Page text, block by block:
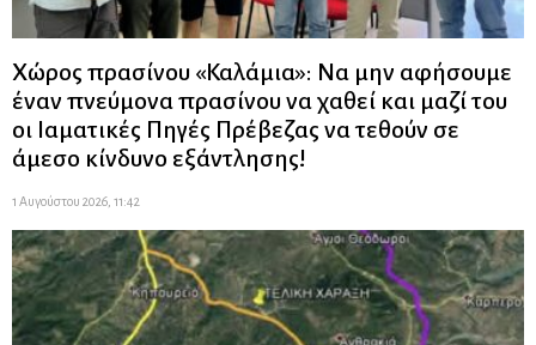
Χώρος πρασίνου «Καλάμια»: Να μην αφήσουμε
έναν πνεύμονα πρασίνου να χαθεί και μαζί του
οι Ιαματικές Πηγές Πρέβεζας να τεθούν σε
άμεσο κίνδυνο εξάντλησης!
1 Αυγούστου 2026, 11:42